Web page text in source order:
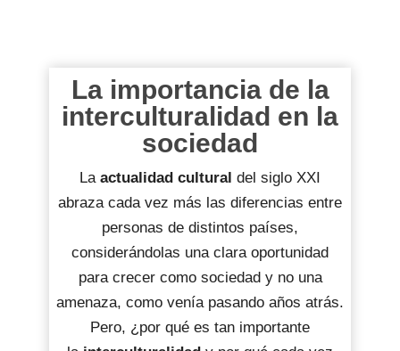
La importancia de la
interculturalidad en la
sociedad
La actualidad cultural del siglo XXI
abraza cada vez más las diferencias entre
personas de distintos países,
considerándolas una clara oportunidad
para crecer como sociedad y no una
amenaza, como venía pasando años atrás.
Pero, ¿por qué es tan importante